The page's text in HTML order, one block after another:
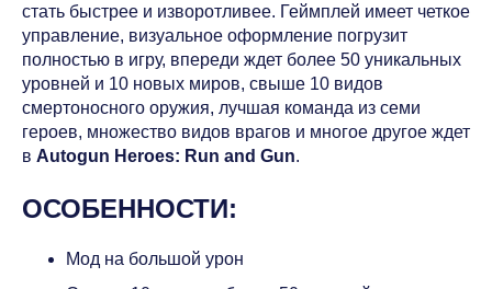
стать быстрее и изворотливее. Геймплей имеет четкое
управление, визуальное оформление погрузит
полностью в игру, впереди ждет более 50 уникальных
уровней и 10 новых миров, свыше 10 видов
смертоносного оружия, лучшая команда из семи
героев, множество видов врагов и многое другое ждет
в Autogun Heroes: Run and Gun.
ОСОБЕННОСТИ:
Мод на большой урон